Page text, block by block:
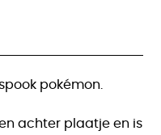
pokémon.
achter plaatje en is